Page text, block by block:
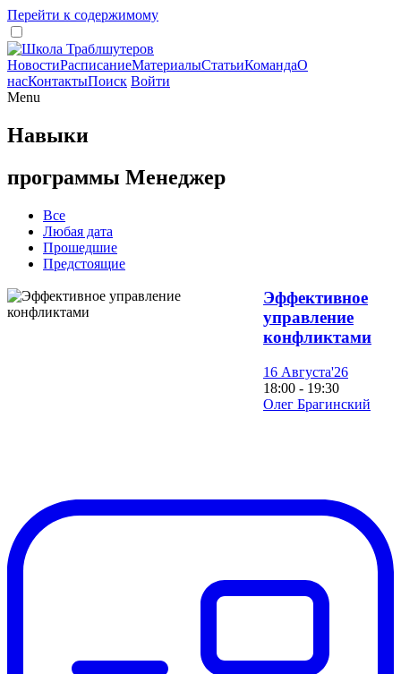
Перейти к содержимому
НовостиРасписаниеМатериалыСтатьиКомандаО
насКонтактыПоиск Войти
Menu
Навыки
программы Менеджер
Все
Любая дата
Прошедшие
Предстоящие
Эффективное
управление
конфликтами
16 Августа'26
18:00 - 19:30
Олег Брагинский